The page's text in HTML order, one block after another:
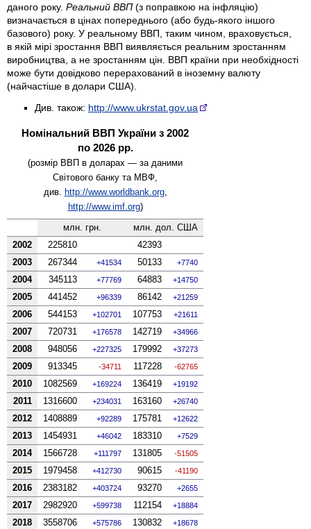
даного року. Реальний ВВП (з поправкою на інфляцію)
визначається в цінах попереднього (або будь-якого іншого
базового) року. У реальному ВВП, таким чином, враховується,
в якій мірі зростання ВВП виявляється реальним зростанням
виробництва, а не зростанням цін. ВВП країни при необхідності
може бути довідково перерахований в іноземну валюту
(найчастіше в долари США).
Див. також: http://www.ukrstat.gov.ua
Номі­нальний ВВП України з 2002
по 2026 рр.
(розмір ВВП в доларах — за даними
Світового банку та МВФ,
див. http://www.worldbank.org,
http://www.imf.org)
млн. грн.
млн. дол. США
2002
225810
42393
2003
267344 41534 50133 7740
2004 345113 77769 64883 14750
2005 441452 96339 86142 21259
2006 544153 102701 107753 21611
2007 720731 176578 142719 34966
2008 948056 227325 179992 37273
2009 913345 -34711 117228 -62765
2010 1082569 169224 136419 19192
2011 1316600 234031 163160 26740
2012 1408889 92289 175781 12622
2013 1454931 46042 183310 7529
2014 1566728 111797 131805 -51505
2015 1979458 412730 90615 -41190
2016 2383182 403724 93270 2655
2017 2982920 599738 112154 18884
2018 3558706 575786 130832 18678